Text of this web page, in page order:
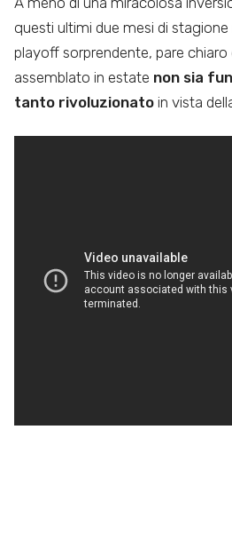
questi ultimi due mesi di stagione
playoff sorprendente, pare
assemblato in estate non sia
tanto rivoluzionato in vista